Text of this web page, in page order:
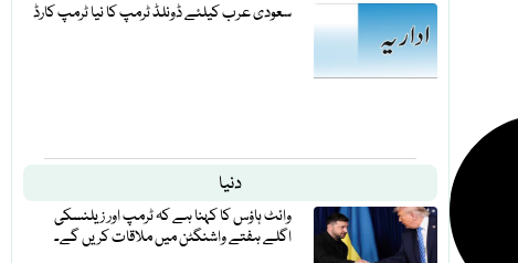
سعودی عرب کیلئے ڈونلڈ ٹرمپ کا نیا ٹرمپ کارڈ
دنیا
وائٹ ہاؤس کا کہنا ہے کہ ٹرمپ اور زیلنسکی
اگلے ہفتے واشنگٹن میں ملاقات کریں گے۔